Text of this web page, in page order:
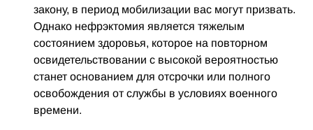
закону, в период мобилизации вас могут призвать.
Однако нефрэктомия является тяжелым
состоянием здоровья, которое на повторном
освидетельствовании с высокой вероятностью
станет основанием для отсрочки или полного
освобождения от службы в условиях военного
времени.